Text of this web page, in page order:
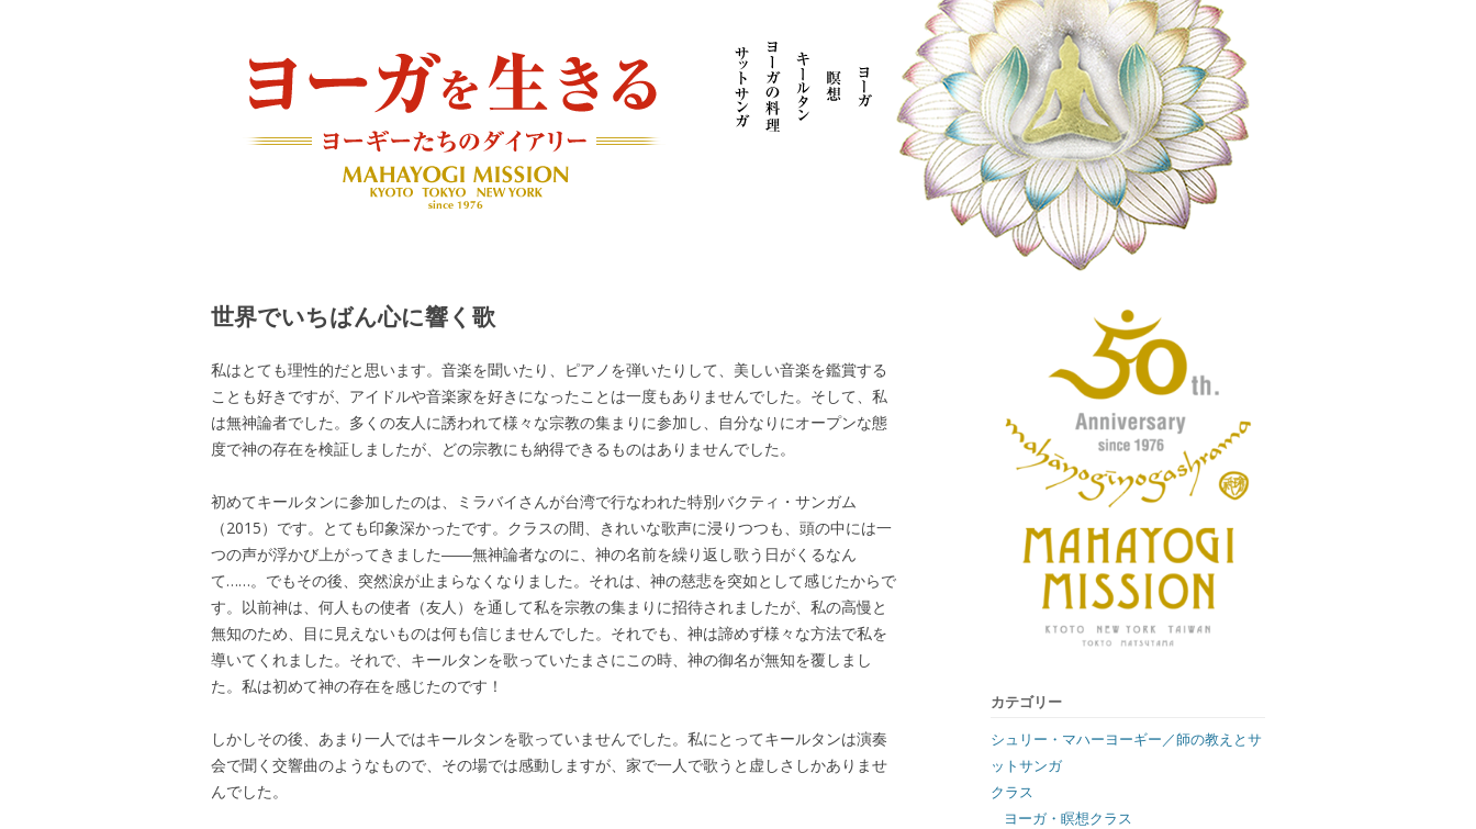
世界でいちばん心に響く歌
私はとても理性的だと思います。音楽を聞いたり、ピアノを弾いたりして、美しい音楽を鑑賞する
ことも好きですが、アイドルや音楽家を好きになったことは一度もありませんでした。そして、私
は無神論者でした。多くの友人に誘われて様々な宗教の集まりに参加し、自分なりにオープンな態
度で神の存在を検証しましたが、どの宗教にも納得できるものはありませんでした。
初めてキールタンに参加したのは、ミラバイさんが台湾で行なわれた特別バクティ・サンガム
（2015）です。とても印象深かったです。クラスの間、きれいな歌声に浸りつつも、頭の中には一
つの声が浮かび上がってきました――無神論者なのに、神の名前を繰り返し歌う日がくるなん
て……。でもその後、突然涙が止まらなくなりました。それは、神の慈悲を突如として感じたからで
す。以前神は、何人もの使者（友人）を通して私を宗教の集まりに招待されましたが、私の高慢と
無知のため、目に見えないものは何も信じませんでした。それでも、神は諦めず様々な方法で私を
導いてくれました。それで、キールタンを歌っていたまさにこの時、神の御名が無知を覆しまし
た。私は初めて神の存在を感じたのです！
しかしその後、あまり一人ではキールタンを歌っていませんでした。私にとってキールタンは演奏
会で聞く交響曲のようなもので、その場では感動しますが、家で一人で歌うと虚しさしかありませ
んでした。
カテゴリー
シュリー・マハーヨーギー／師の教えとサ
ットサンガ
クラス
ヨーガ・瞑想クラス